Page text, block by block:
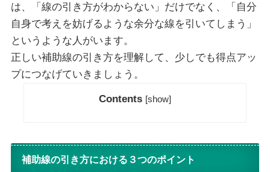
は、「線の引き方がわからない」だけでなく、「自分
自身で考えを妨げるような余分な線を引いてしまう」
というような人がいます。
正しい補助線の引き方を理解して、少しでも得点アッ
プにつなげていきましょう。
Contents [show]
補助線の引き方における３つのポイント